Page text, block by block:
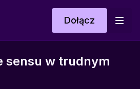
Dołącz
sensu w trudnym